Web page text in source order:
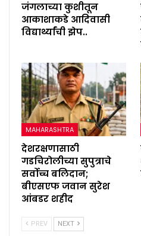
जंगलाच्या कुशीतून
आकाशाकडे आदिवासी
विद्यार्थ्यांची झेप..
MAHARASHTRA
देशरक्षणासाठी
गडचिरोलीच्या सुपुत्राचे
सर्वोच्च बलिदान;
बीएसएफ जवान सुरेश
आंबडर शहीद
PREV NEXT